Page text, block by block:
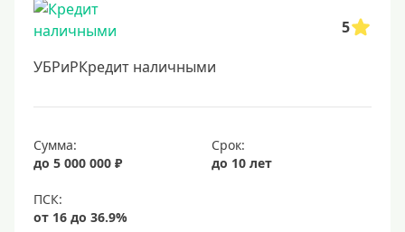
5
УБРиРКредит наличными
Сумма:
до 5 000 000 ₽
Срок:
до 10 лет